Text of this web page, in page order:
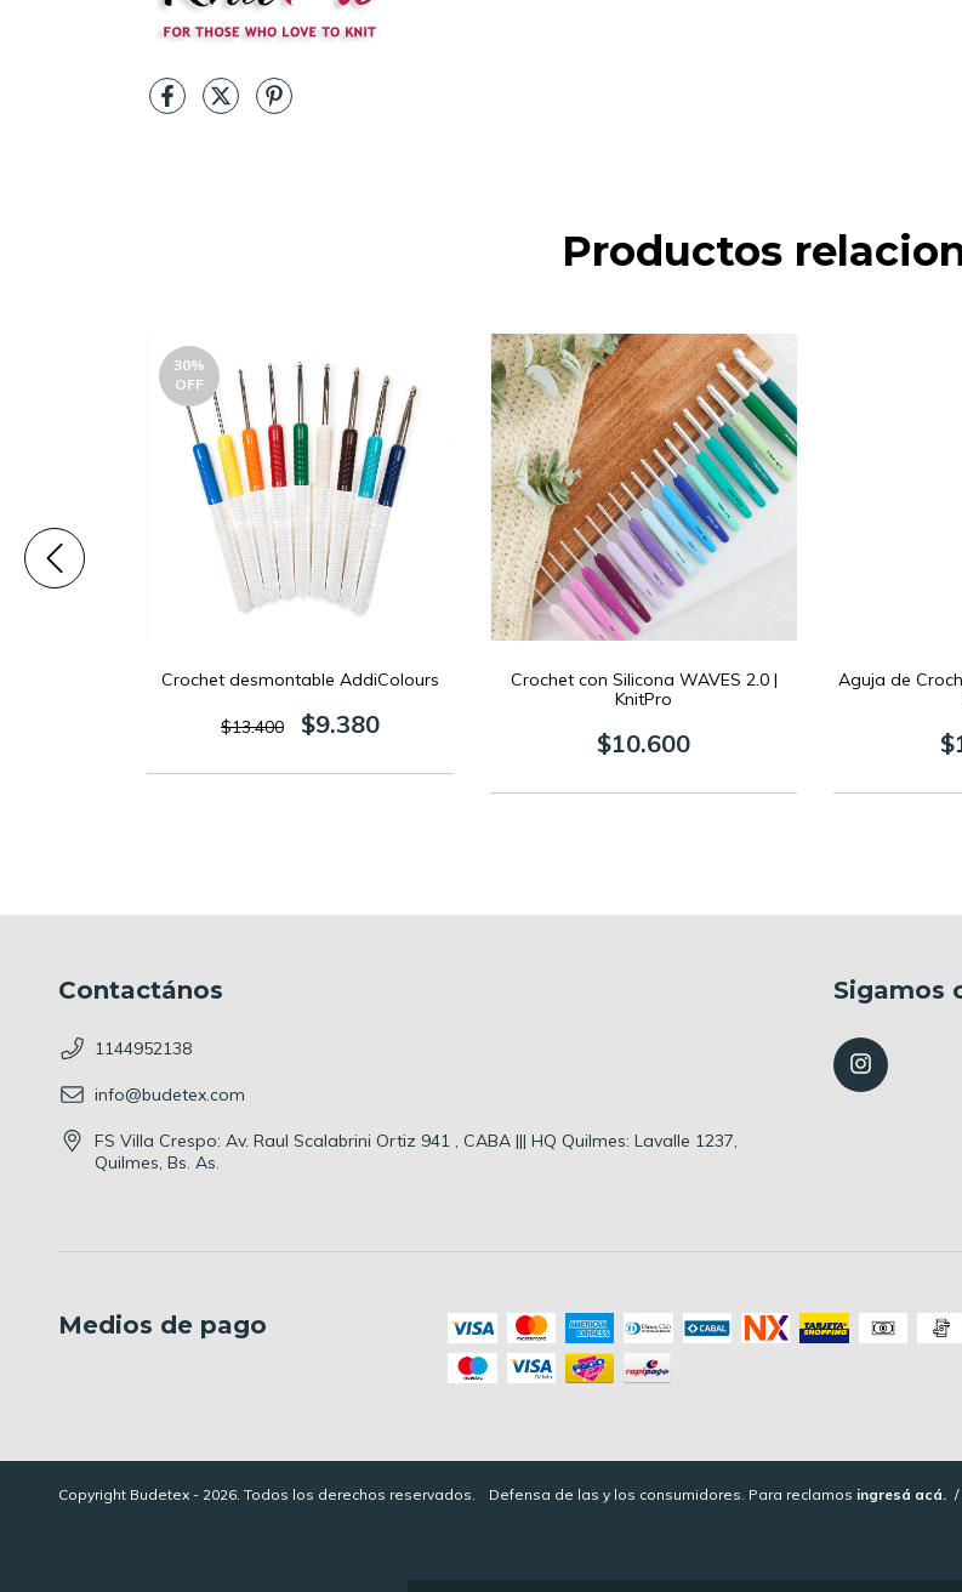
Productos
30%
OFF
Crochet desmontable AddiColours
$13.400 $9.380
Crochet con Silicona WAVES 2.0 |
KnitPro
$10.600
Aguja de
Contactános
1144952138
info@budetex.com
FS Villa Crespo: Av. Raul Scalabrini Ortiz 941 , CABA ||| HQ Quilmes: Lavalle 1237,
Quilmes, Bs. As.
Sigamos
Medios de pago
Copyright Budetex - 2026. Todos los derechos reservados. Defensa de las y los consumidores. Para reclamos ingresá acá. /